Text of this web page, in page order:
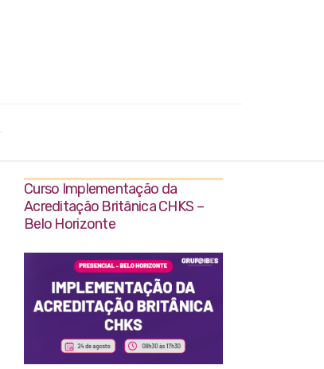
Curso Implementação da
Acreditação Britânica CHKS –
Belo Horizonte